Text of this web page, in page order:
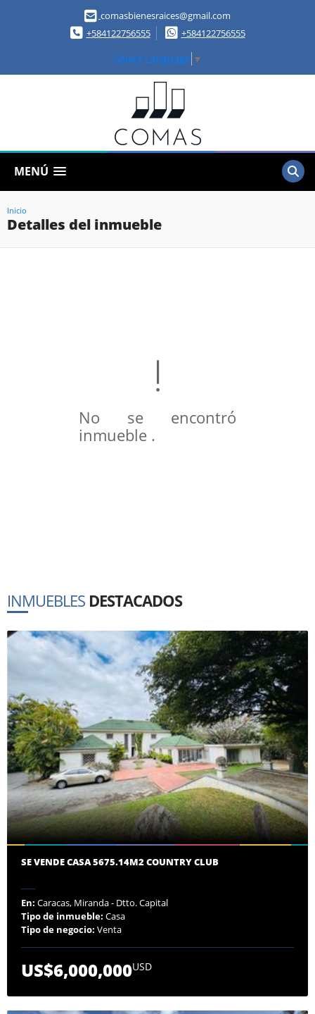
comasbienesraices@gmail.com
+584122756555
+584122756555
Select Language ▼
MENÚ
Inicio
Detalles del inmueble
No se encontró
inmueble .
INMUEBLES DESTACADOS
SE VENDE CASA 5675.14M2 COUNTRY CLUB
En: Caracas, Miranda - Dtto. Capital
Tipo de inmueble: Casa
Tipo de negocio: Venta
US$6,000,000USD